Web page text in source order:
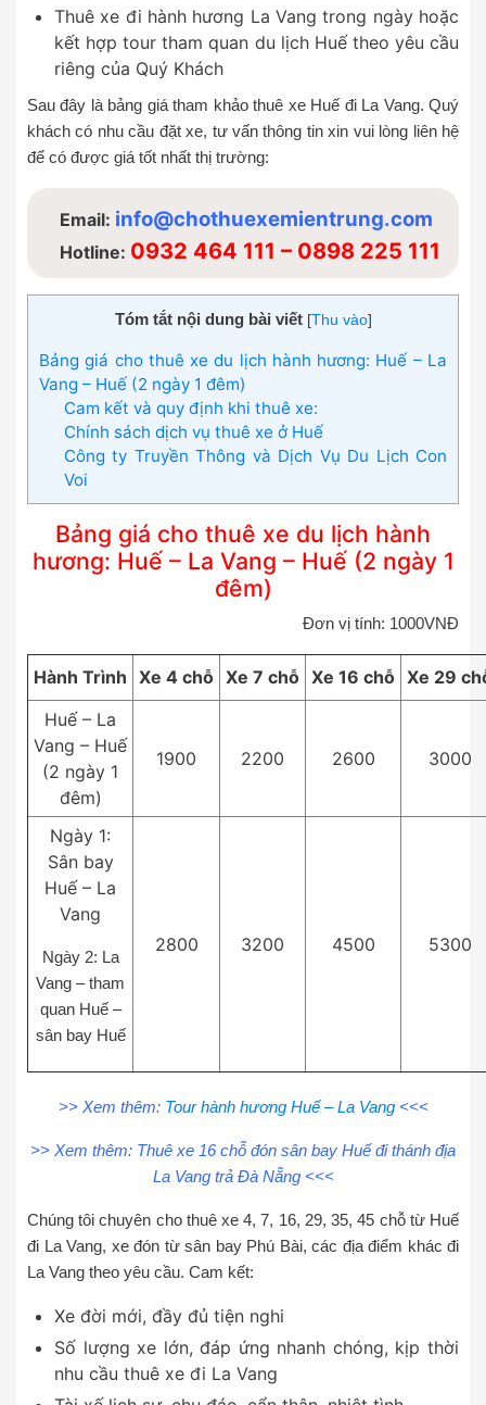
Thuê xe đi hành hương La Vang trong ngày hoặc
kết hợp tour tham quan du lịch Huế theo yêu cầu
riêng của Quý Khách
Sau đây là bảng giá tham khảo thuê xe Huế đi La Vang. Quý
khách có nhu cầu đặt xe, tư vấn thông tin xin vui lòng liên hệ
để có được giá tốt nhất thị trường:
Email: info@chothuexemientrung.com
Hotline: 0932 464 111 – 0898 225 111
Tóm tắt nội dung bài viết [Thu vào]
Bảng giá cho thuê xe du lịch hành hương: Huế – La
Vang – Huế (2 ngày 1 đêm)
Cam kết và quy định khi thuê xe:
Chính sách dịch vụ thuê xe ở Huế
Công ty Truyền Thông và Dịch Vụ Du Lịch Con
Voi
Bảng giá cho thuê xe du lịch hành
hương: Huế – La Vang – Huế (2 ngày 1
đêm)
Đơn vị tính: 1000VNĐ
Hành Trình Xe 4 chỗ Xe 7 chỗ Xe 16 chỗ Xe 29
Huế – La
Vang – Huế
(2 ngày 1
đêm)
1900 2200 2600 3000
Ngày 1:
Sân bay
Huế – La
Vang
Ngày 2: La
Vang – tham
quan Huế –
sân bay Huế
2800 3200 4500 5300
>> Xem thêm: Tour hành hương Huế – La Vang<<<
>> Xem thêm: Thuê xe 16 chỗ đón sân bay Huế đi thánh địa
La Vang trả Đà Nẵng<<<
Chúng tôi chuyên cho thuê xe 4, 7, 16, 29, 35, 45 chỗ từ Huế
đi La Vang, xe đón từ sân bay Phú Bài, các địa điểm khác đi
La Vang theo yêu cầu. Cam kết:
Xe đời mới, đầy đủ tiện nghi
Số lượng xe lớn, đáp ứng nhanh chóng, kịp thời
nhu cầu thuê xe đi La Vang